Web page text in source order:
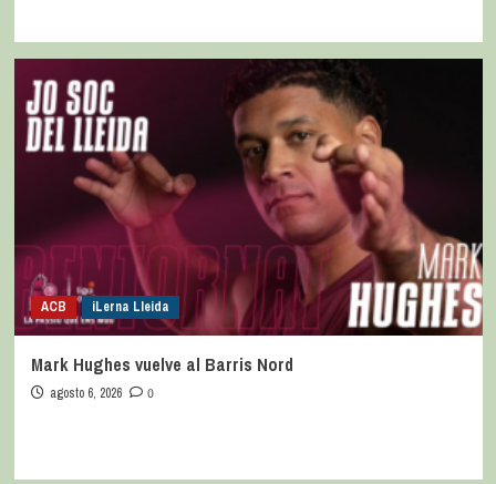
ACB iLerna Lleida
Mark Hughes vuelve al Barris Nord
agosto 6, 2026 0